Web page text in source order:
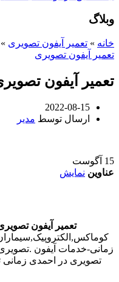
وبلاگ
خانه » تعمیر آیفون تصویری »
تعمیر آیفون تصویری
تعمیر آیفون
2022-08-15
ارسال توسط مدیر
15 آگوست
عناوین نمایش
تعمیر آیفون
زمانی-خدمات آیفون